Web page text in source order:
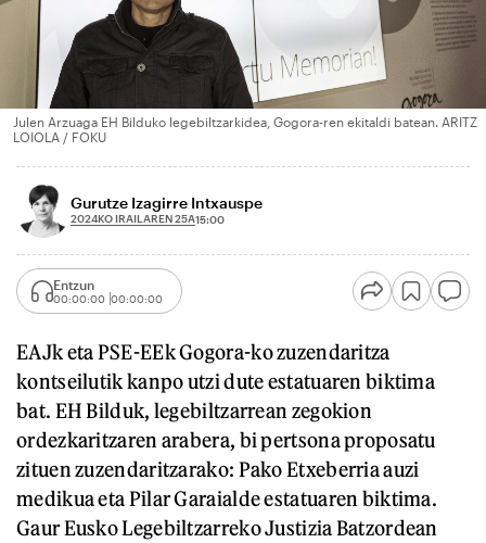
Julen Arzuaga EH Bilduko legebiltzarkidea, Gogora-ren ekitaldi batean. ARITZ
LOIOLA / FOKU
Gurutze Izagirre Intxauspe
2024KO IRAILAREN 25A15:00
Entzun
00:00:00 00:00:00
EAJk eta PSE-EEk Gogora-ko zuzendaritza
kontseilutik kanpo utzi dute estatuaren biktima
bat. EH Bilduk, legebiltzarrean zegokion
ordezkaritzaren arabera, bi pertsona proposatu
zituen zuzendaritzarako: Pako Etxeberria auzi
medikua eta Pilar Garaialde estatuaren biktima.
Gaur Eusko Legebiltzarreko Justizia Batzordean